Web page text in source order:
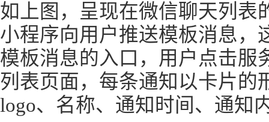
如上图，呈现在微信聊天列表
小程序向用户推送模板消息，
模板消息的入口，用户点击服
列表页面，每条通知以卡片的
logo、名称、通知时间、通知